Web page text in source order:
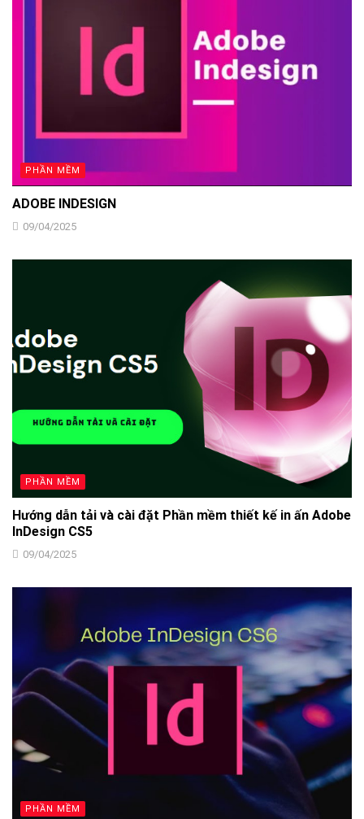
PHẦN MỀM
ADOBE INDESIGN
09/04/2025
PHẦN MỀM
Hướng dẫn tải và cài đặt Phần mềm thiết kế in ấn Adobe
InDesign CS5
09/04/2025
PHẦN MỀM